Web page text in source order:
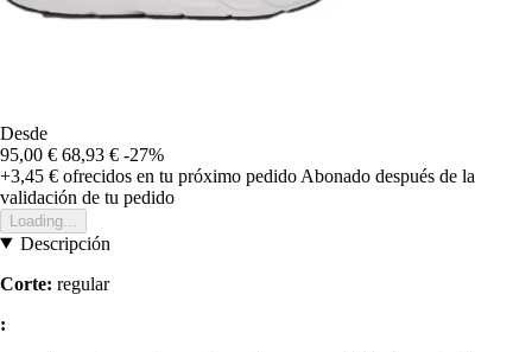
Desde
95,00 € 68,93 € -27%
+3,45 € ofrecidos en tu próximo pedido Abonado después de la
validación de tu pedido
Loading...
Descripción
Corte: regular
: